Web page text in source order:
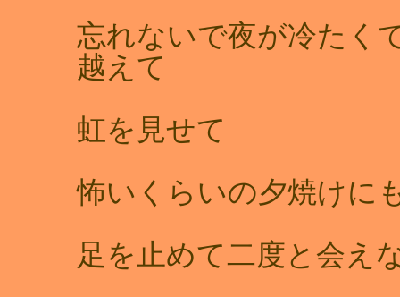
忘れないで夜が冷たく
越えて
虹を見せて
怖いくらいの夕焼け
足を止めて二度と会